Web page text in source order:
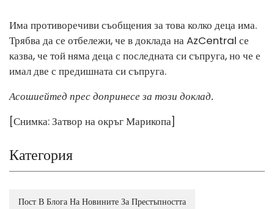
Има противоречиви съобщения за това колко деца има.
Трябва да се отбележи, че в доклада на AzCentral се
казва, че той няма деца с последната си съпруга, но че е
имал две с предишната си съпруга.
Асошиейтед прес допринесе за този доклад.
[Снимка: Затвор на окръг Марикопа]
Категория
Пост В Блога На Новините За Престъпността